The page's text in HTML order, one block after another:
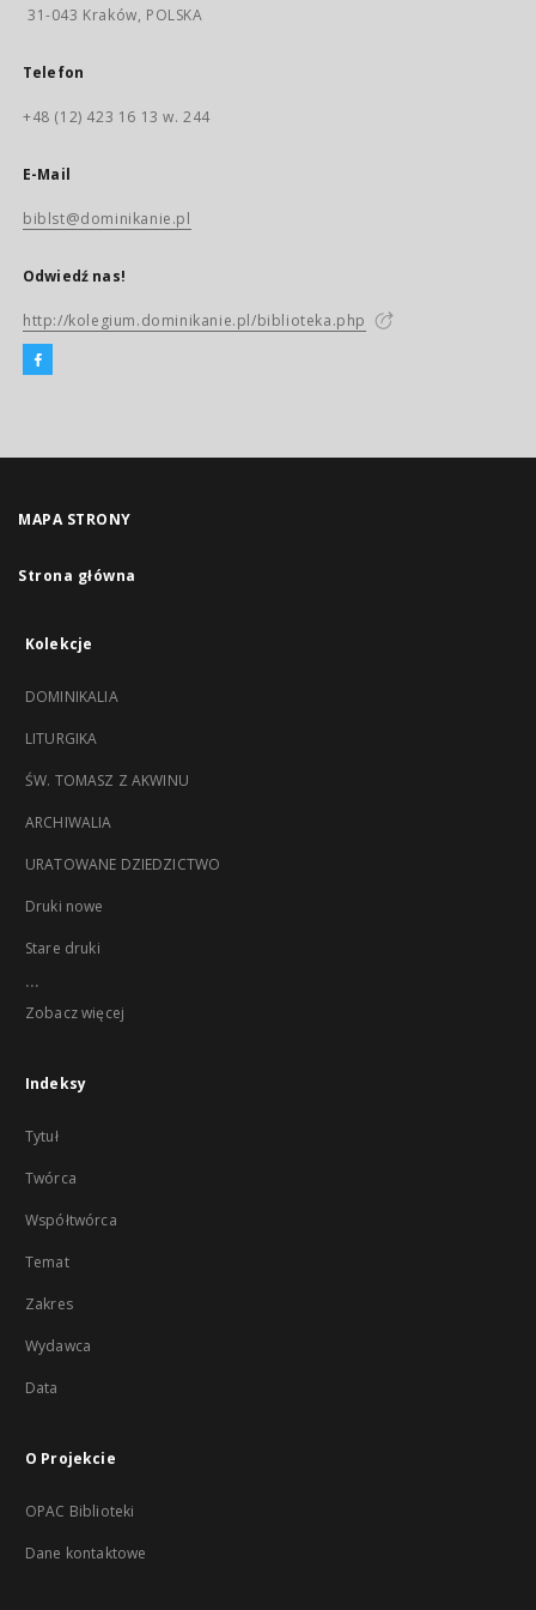
31-043 Kraków, POLSKA
Telefon
+48 (12) 423 16 13 w. 244
E-Mail
biblst@dominikanie.pl
Odwiedź nas!
http://kolegium.dominikanie.pl/biblioteka.php
MAPA STRONY
Strona główna
Kolekcje
DOMINIKALIA
LITURGIKA
ŚW. TOMASZ Z AKWINU
ARCHIWALIA
URATOWANE DZIEDZICTWO
Druki nowe
Stare druki
...
Zobacz więcej
Indeksy
Tytuł
Twórca
Współtwórca
Temat
Zakres
Wydawca
Data
O Projekcie
OPAC Biblioteki
Dane kontaktowe